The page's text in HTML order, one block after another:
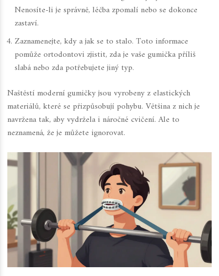
Nenosíte-li je správně, léčba zpomalí nebo se dokonce
zastaví.
Zaznamenejte, kdy a jak se to stalo. Toto informace
pomůže ortodontovi zjistit, zda je vaše gumička příliš
slabá nebo zda potřebujete jiný typ.
Naštěstí moderní gumičky jsou vyrobeny z elastických
materiálů, které se přizpůsobují pohybu. Většina z nich je
navržena tak, aby vydržela i náročné cvičení. Ale to
neznamená, že je můžete ignorovat.